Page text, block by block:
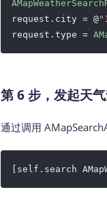
request.city = @
request.type =
第 6 步，发起天
通过调用
[self.search